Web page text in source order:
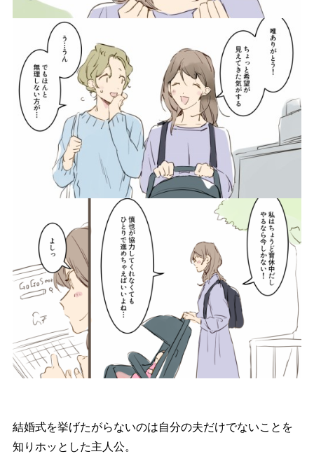
結婚式を挙げたがらないのは自分の夫だけでないことを
知りホッとした主人公。